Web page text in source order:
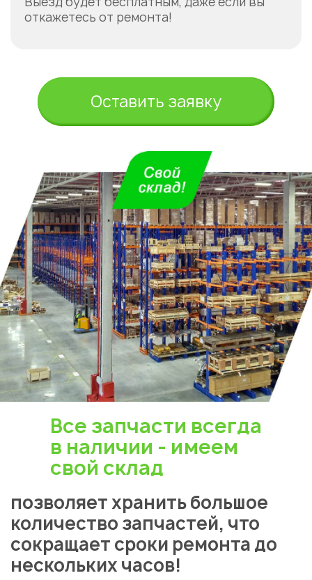
откажетесь от ремонта!
Оставить заявку
Все запчасти всегда
в наличии - имеем
свой склад
позволяет хранить большое
количество запчастей, что
сокращает сроки ремонта до
нескольких часов!